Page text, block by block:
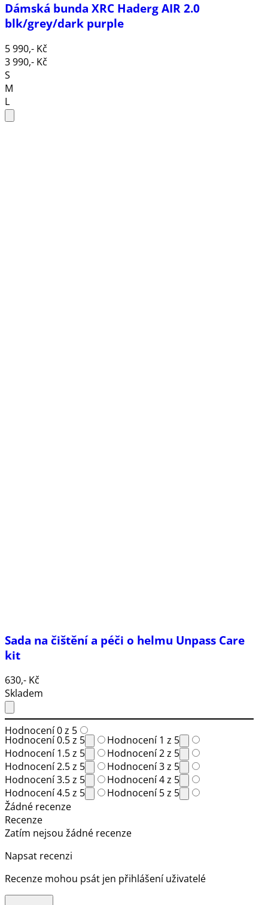
Dámská bunda XRC Haderg AIR 2.0
blk/grey/dark purple
5 990,- Kč
3 990,- Kč
S
M
L
Sada na čištění a péči o helmu Unpass Care
kit
630,- Kč
Skladem
Hodnocení 0 z 5
Hodnocení 0.5 z 5
Hodnocení 1 z 5
Hodnocení 1.5 z 5
Hodnocení 2 z 5
Hodnocení 2.5 z 5
Hodnocení 3 z 5
Hodnocení 3.5 z 5
Hodnocení 4 z 5
Hodnocení 4.5 z 5
Hodnocení 5 z 5
Žádné recenze
Recenze
Zatím nejsou žádné recenze
Napsat recenzi
Recenze mohou psát jen přihlášení uživatelé